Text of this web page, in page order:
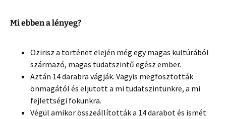
Mi ebben a lényeg?
Ozirisz a történet elején még egy magas kultúrából
származó, magas tudatszintű egész ember.
Aztán 14 darabra vágják. Vagyis megfosztották
önmagától és eljutott a mi tudatszintünkre, a mi
fejlettségi fokunkra.
Végül amikor összeállították a 14 darabot és ismét